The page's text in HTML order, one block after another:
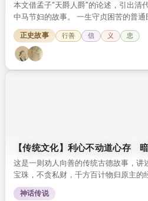
本文借孟子“天爵人爵”的论述，引出清
中马节妇的故事。 一生守贞困苦的普通
了“仁义忠信者自有天爵”的道理。
正史故事 行善 信 义 忠
【传统文化】利心不动道心存
这是一则劝人向善的传统古德故事，讲
宝珠，不贪私财，千方百计物归原主的
必有余庆”的古训，传递了修心积德的传
神话传说